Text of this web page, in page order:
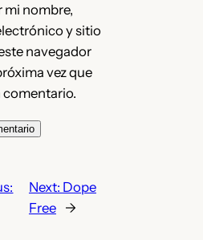
mi nombre,
y sitio
navegador
vez que
comentario.
Next: Dope
Free
→